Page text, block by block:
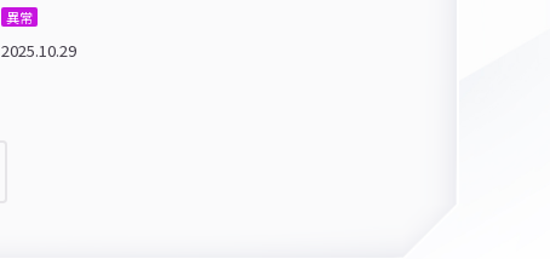
異常
2025.10.29